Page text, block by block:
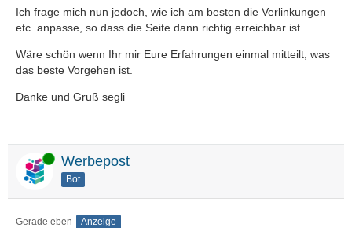
Ich frage mich nun jedoch, wie ich am besten die Verlinkungen
etc. anpasse, so dass die Seite dann richtig erreichbar ist.
Wäre schön wenn Ihr mir Eure Erfahrungen einmal mitteilt, was
das beste Vorgehen ist.
Danke und Gruß segli
Online Werbepost
Bot
Gerade eben Anzeige